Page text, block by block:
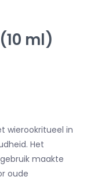
ml)
wierookritueel in
Het
maakte
oude